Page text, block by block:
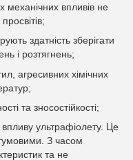
механічних впливів не
здатність зберігати
і розтягнень;
агресивних хімічних
та зносостійкості;
впливу ультрафіолету. Це
З часом
та не